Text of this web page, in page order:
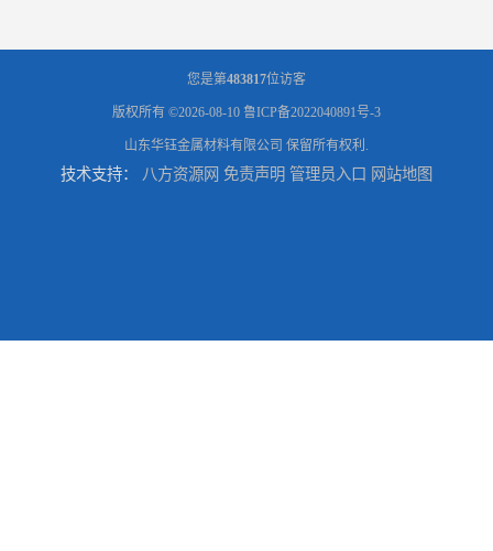
您是第483817位访客
版权所有 ©2026-08-10 鲁ICP备2022040891号-3
山东华钰金属材料有限公司 保留所有权利.
技术支持： 八方资源网 免责声明 管理员入口 网站地图